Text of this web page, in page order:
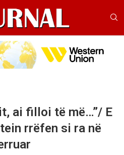
ai filloi të më…”/ E
rrëfen si ra në